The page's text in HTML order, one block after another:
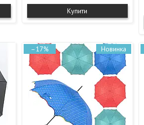
Купити
–17% Новинка